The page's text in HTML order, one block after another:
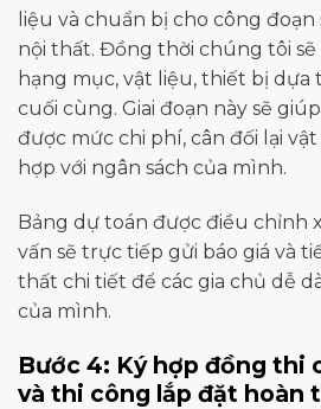
liệu và chuẩn bị cho công
nội thất. Đồng thời chúng tôi sẽ
hạng mục, vật liệu, thiết bị dựa
cuối cùng. Giai đoạn này sẽ
được mức chi phí, cân đối lại
hợp với ngân sách của mình.
Bảng dự toán được điều chỉnh
vấn sẽ trực tiếp gửi báo giá và
thất chi tiết để các gia chủ dễ
của mình.
Bước 4: Ký hợp đồng thi
và thi công lắp đặt hoàn